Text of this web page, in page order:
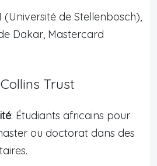
(Université de Stellenbosch),
Dakar, Mastercard
Trust
: Étudiants africains pour
ou doctorat dans des